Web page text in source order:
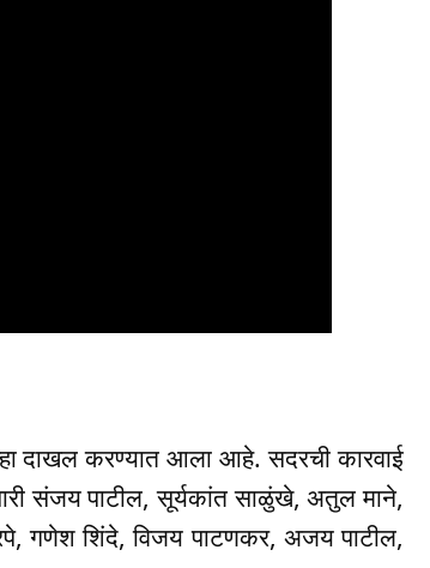
दाखल करण्यात आला आहे. सदरची कारवाई
संजय पाटील, सूर्यकांत साळुंखे, अतुल माने,
गणेश शिंदे, विजय पाटणकर, अजय पाटील,